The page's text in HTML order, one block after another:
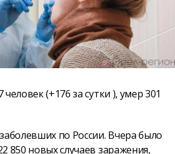
(+176 за сутки ), умер 301
по России. Вчера было
850 новых случаев заражения,